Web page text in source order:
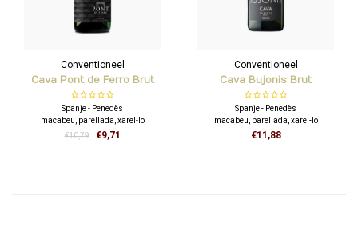
Conventioneel
Cava Pont de Ferro Brut
Spanje - Penedès
macabeu, parellada, xarel-lo
€10,79 €9,71
Conventioneel
Cava Bujonis Brut
Reserva
Spanje - Penedès
macabeu, parellada, xarel-lo
€11,88